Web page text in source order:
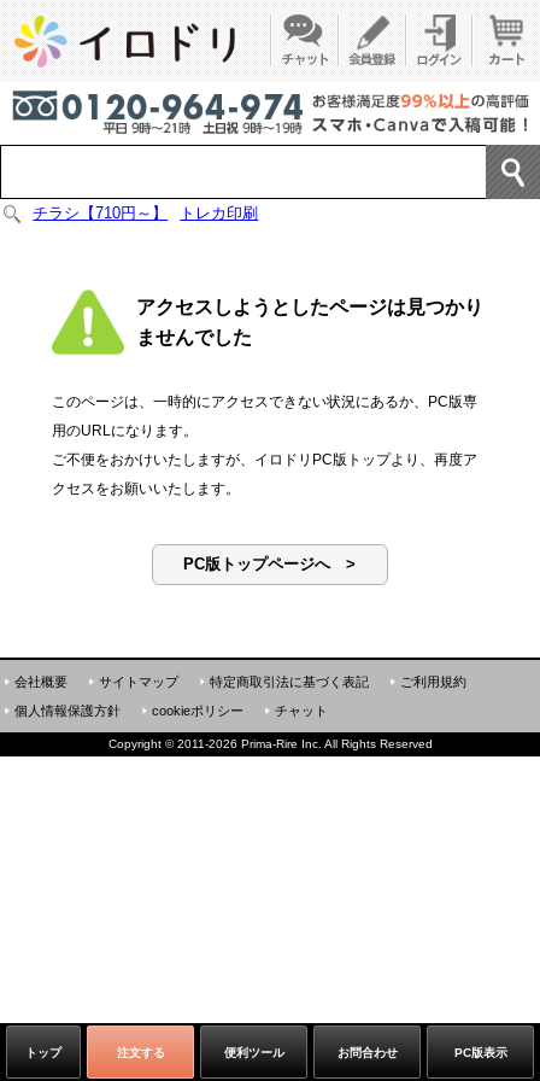
チラシ【710円～】 トレカ印刷
アクセスしようとしたページは見つかり
ませんでした
このページは、一時的にアクセスできない状況にあるか、PC版専
用のURLになります。
ご不便をおかけいたしますが、イロドリPC版トップより、再度ア
クセスをお願いいたします。
PC版トップページへ >
トップ 注文する 便利ツール お問合わせ PC版表示
会社概要 サイトマップ 特定商取引法に基づく表記
ご利用規約
個人情報保護方針
cookieポリシー チャット
Copyright ©2011-2026 Prima-Rire Inc. All Rights Reserved